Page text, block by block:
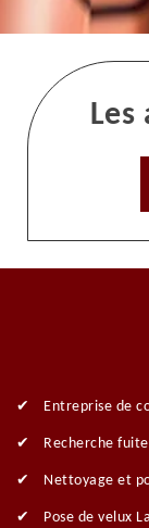
Les
Entreprise de
Recherche
Nettoyage et
Pose de velux